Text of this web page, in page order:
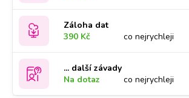
Záloha dat
390 Kč
co nejrychleji
... další závady
Na dotaz
co nejrychleji